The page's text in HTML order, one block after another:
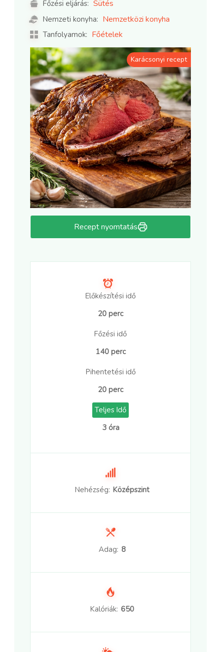
Főzési eljárás: Sütés
Nemzeti konyha: Nemzetközi konyha
Tanfolyamok: Főételek
Recept nyomtatás
Karácsonyi recept
Előkészítési idő
20 perc
Főzési idő
140 perc
Pihentetési idő
20 perc
Teljes Idő
3 óra
Nehézség: Középszint
Adag: 8
Kalóriák: 650